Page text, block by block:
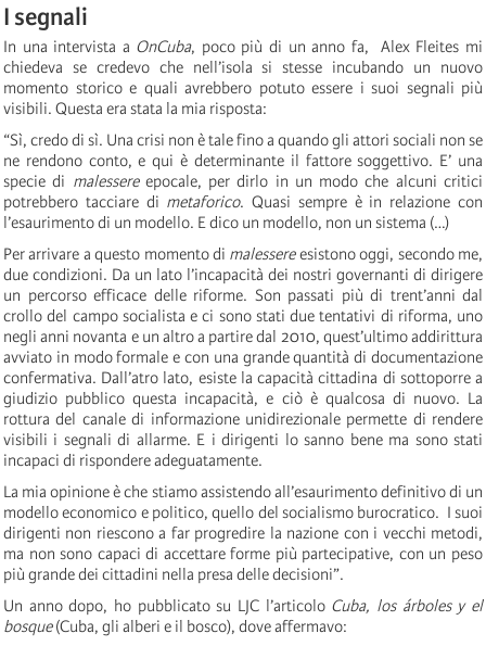
I segnali
In una intervista a OnCuba, poco più di un anno fa, Alex Fleites mi
chiedeva se credevo che nell’isola si stesse incubando un nuovo
momento storico e quali avrebbero potuto essere i suoi segnali più
visibili. Questa era stata la mia risposta:
“Sì, credo di sì. Una crisi non è tale fino a quando gli attori sociali non se
ne rendono conto, e qui è determinante il fattore soggettivo. E’ una
specie di malessere epocale, per dirlo in un modo che alcuni critici
potrebbero tacciare di metaforico. Quasi sempre è in relazione con
l’esaurimento di un modello. E dico un modello, non un sistema (…)
Per arrivare a questo momento di malessereesistono oggi, secondo me,
due condizioni. Da un lato l’incapacità dei nostri governanti di dirigere
un percorso efficace delle riforme. Son passati più di trent’anni dal
crollo del campo socialista e ci sono stati due tentativi di riforma, uno
negli anni novanta e un altro a partire dal 2010, quest’ultimo addirittura
avviato in modo formale e con una grande quantità di documentazione
confermativa. Dall’atro lato, esiste la capacità cittadina di sottoporre a
giudizio pubblico questa incapacità, e ciò è qualcosa di nuovo. La
rottura del canale di informazione unidirezionale permette di rendere
visibili i segnali di allarme. E i dirigenti lo sanno bene ma sono stati
incapaci di rispondere adeguatamente.
La mia opinione è che stiamo assistendo all’esaurimento definitivo di un
modello economico e politico, quello del socialismo burocratico. I suoi
dirigenti non riescono a far progredire la nazione con i vecchi metodi,
ma non sono capaci di accettare forme più partecipative, con un peso
più grande dei cittadini nella presa delle decisioni”.
Un anno dopo, ho pubblicato su LJC l’articolo Cuba, los árboles y el
bosque(Cuba, gli alberi e il bosco), dove affermavo: